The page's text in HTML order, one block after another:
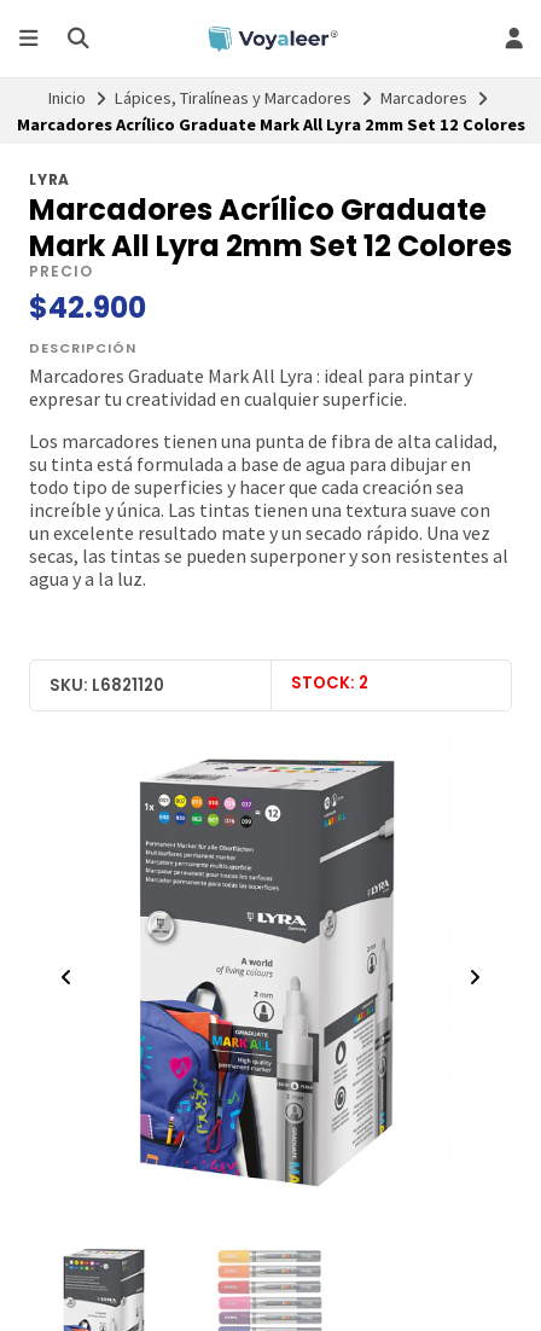
Inicio Lápices, Tiralíneas y Marcadores
Marcadores
Marcadores Acrílico Graduate Mark All Lyra 2mm Set 12 Colores
LYRA
Marcadores Acrílico Graduate
Mark All Lyra 2mm Set 12 Colores
PRECIO
$42.900
DESCRIPCIÓN
Marcadores Graduate Mark All Lyra : ideal para pintar y
expresar tu creatividad en cualquier superficie.
Los marcadores tienen una punta de fibra de alta calidad,
su tinta está formulada a base de agua para dibujar en
todo tipo de superficies y hacer que cada creación sea
increíble y única. Las tintas tienen una textura suave con
un excelente resultado mate y un secado rápido. Una vez
secas, las tintas se pueden superponer y son resistentes al
agua y a la luz.
SKU: L6821120 STOCK: 2